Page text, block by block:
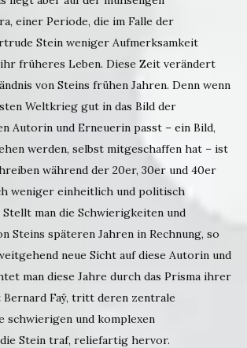
einer Periode, die im Falle der
Stein weniger Aufmerksamkeit
früheres Leben. Diese Zeit verändert
von Steins frühen Jahren. Denn wenn
Weltkrieg gut in das Bild der
Autorin und Erneuerin passt – ein Bild,
werden, selbst mitgeschaffen hat – ist
während der 20er, 30er und 40er
weniger einheitlich und politisch
man die Schwierigkeiten und
Steins späteren Jahren in Rechnung, so
neue Sicht auf diese Autorin und
man diese Jahre durch das Prisma ihrer
Faÿ, tritt deren zentrale
schwierigen und komplexen
Stein traf, reliefartig hervor.